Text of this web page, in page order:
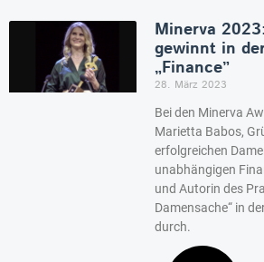
Minerva
gewinnt in
„Finance”
28. März 2023
Bei den Minerva
Marietta Babos,
erfolgreichen
unabhängigen
und Autorin des
Damensache“ in
durch.